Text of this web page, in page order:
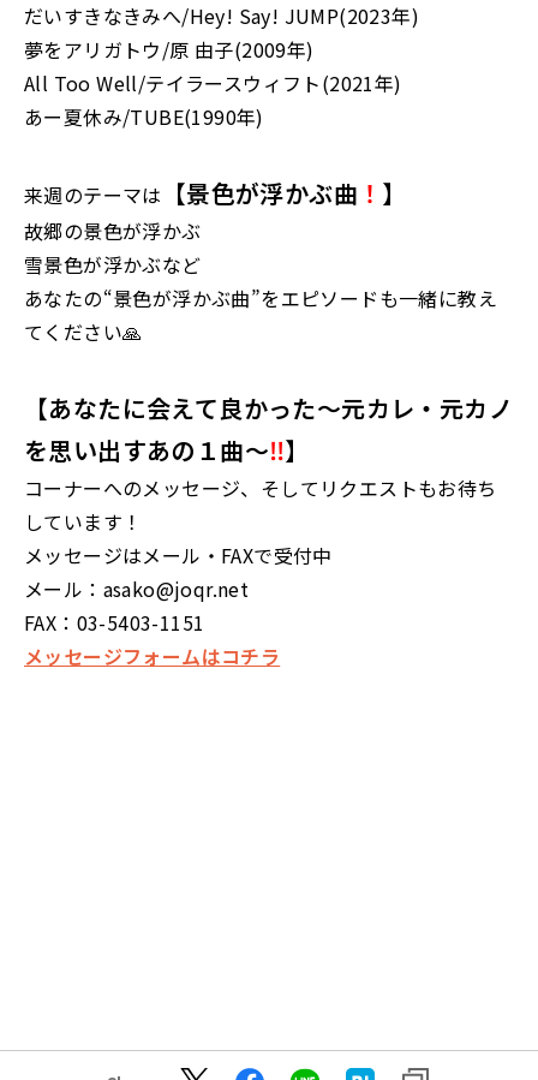
だいすきなきみへ/Hey! Say! JUMP(2023年)
夢をアリガトウ/原 由子(2009年)
All Too Well/テイラースウィフト(2021年)
あー夏休み/TUBE(1990年)
来週のテーマは 【景色が浮かぶ曲 ！ 】
故郷の景色が浮かぶ
雪景色が浮かぶなど
あなたの“景色が浮かぶ曲”をエピソードも一緒に教え
てください🙏
【あなたに会えて良かった～元カレ・元カノ
を思い出すあの１曲～‼】
コーナーへのメッセージ、そしてリクエストもお待ち
しています！
メッセージはメール・FAXで受付中
メール：asako@joqr.net
FAX：03-5403-1151
メッセージフォームはコチラ